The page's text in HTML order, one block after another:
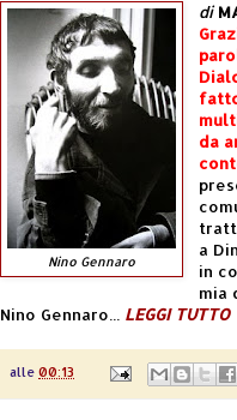
Nino Gennaro
di
da
a
in
mia
Nino Gennaro... LEGGI TUTTO
alle 00:13